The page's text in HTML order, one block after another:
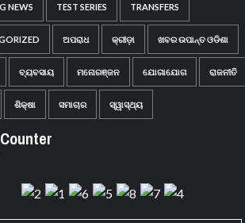
NEWS TEST SERIES TRANSFERS
ଅପରାଧ କ୍ରୀଡ଼ା ଖବର ଉପାନ୍ତ ଓଡିଶା
ବ୍ୟବସାୟ ମନୋରଞ୍ଜନ ଯୋଗାଯୋଗ ରାଜନୀତି
ଶିକ୍ଷା ସମାଚାର ସ୍ୱାସ୍ଥ୍ୟ